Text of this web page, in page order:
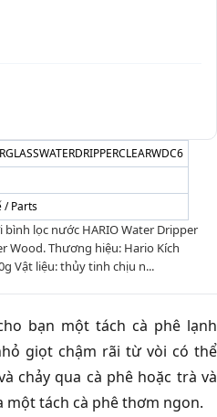
/ Parts
lọc nước HARIO Water Dripper
Wood. Thương hiệu: Hario Kích
Vật liệu: thủy tinh chịu n...
bạn một tách cà phê lạnh
giọt chậm rãi từ vòi có thể
chảy qua cà phê hoặc trà và
một tách cà phê thơm ngon.